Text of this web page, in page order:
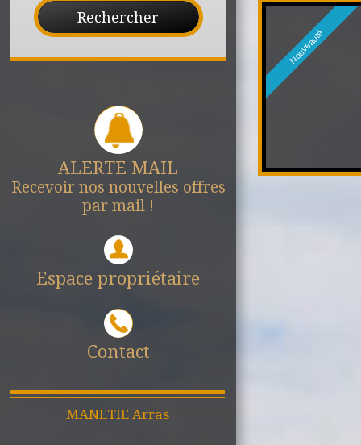
ALERTE MAIL
Recevoir nos nouvelles offres
par mail !
Espace propriétaire
Contact
MANETIE Arras
Nouveauté